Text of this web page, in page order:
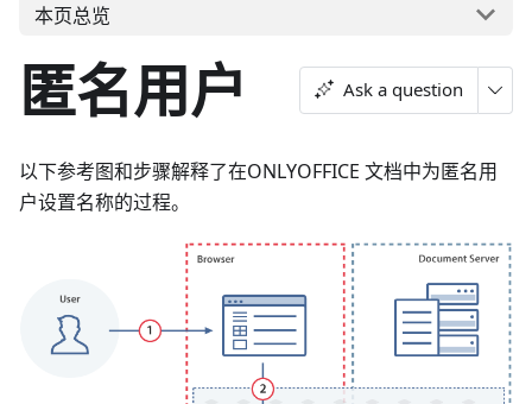
本页总览
匿名用户 Ask a question
以下参考图和步骤解释了在ONLYOFFICE 文档中为匿名用
户设置名称的过程。